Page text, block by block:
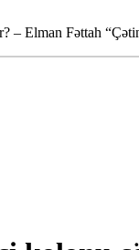
Elman Fəttah “Çətin